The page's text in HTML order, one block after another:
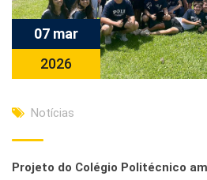
07 mar
2026
Notícias
Projeto do Colégio Politécnico